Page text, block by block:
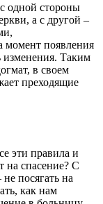
одной стороны
, а с другой –
момент появления
изменения. Таким
в своем
преходящие
эти правила и
на спасение? С
посягать на
как нам